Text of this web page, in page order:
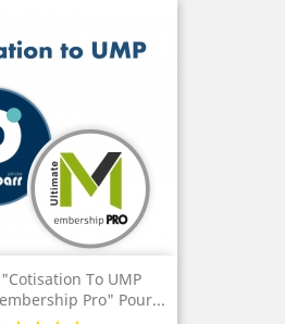
To UMP
Pro" Pour...